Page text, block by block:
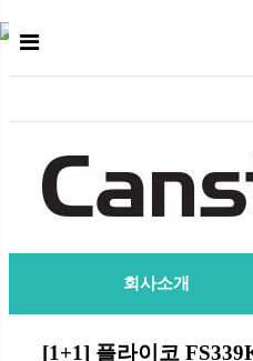
회사소개
[1+1] 플라이코